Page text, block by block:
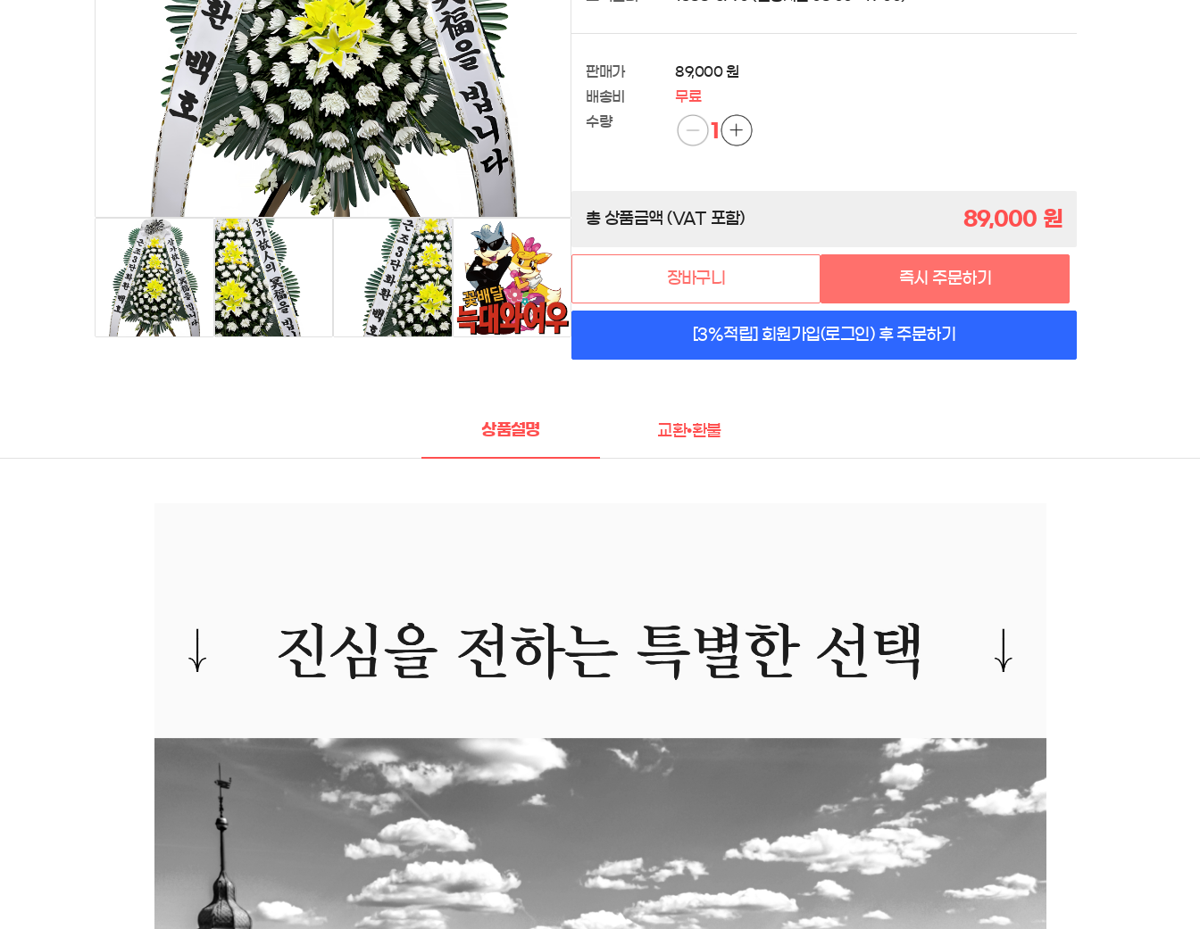
판매가
89,000 원
배송비
무료
수량
1
총 상품금액 (VAT 포함) 89,000 원
장바구니 즉시 주문하기
[3%적립] 회원가입(로그인) 후 주문하기
상품설명 교환•환불